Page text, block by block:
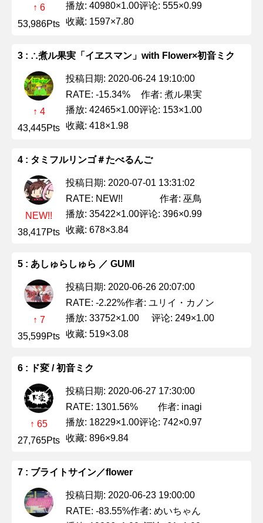
↑ 6
53,986Pts
播放: 40980×1.00评论: 555×0.99
收藏: 1597×7.80
3 : ∴煮ル果実「イヱスマン」with Flower×初音ミク
↑ 4
43,445Pts
投稿日期: 2020-06-24 19:10:00
RATE: -15.34%
作者: 煮ル果実
播放: 42465×1.00评论: 153×1.00
收藏: 418×1.98
4 : タミフルリンゴ＃たべるんご
NEW!!
38,417Pts
投稿日期: 2020-07-01 13:31:02
RATE: NEW!!
作者: 巫鳥
播放: 35422×1.00评论: 396×0.99
收藏: 678×3.84
5 : あしゅらしゅら ／ GUMI
↑ 7
35,599Pts
投稿日期: 2020-06-26 20:07:00
RATE: -2.22%作者: ユリイ・カノン
播放: 33752×1.00
评论: 249×1.00
收藏: 519×3.08
6 : ド変 / 初音ミク
↑ 65
27,765Pts
投稿日期: 2020-06-27 17:30:00
RATE: 1301.56%
作者: inagi
播放: 18229×1.00评论: 742×0.97
收藏: 896×9.84
7 : ブライトサイン／flower
投稿日期: 2020-06-23 19:00:00
RATE: -83.55%作者: めいちゃん